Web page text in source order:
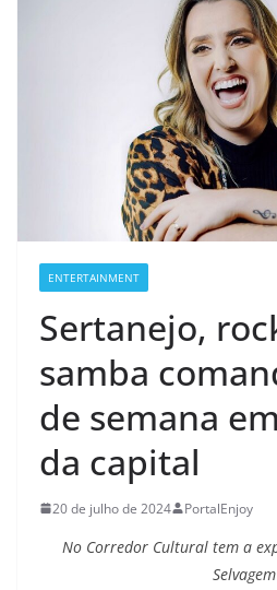
ENTERTAINMENT
Sertanejo,
samba
de semana
da capital
20 de julho de 2024 PortalEnjoy
No Corredor Cultural tem a
Selvagem